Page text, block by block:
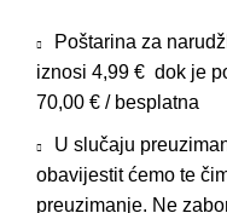
Poštarina za
iznosi 4,99 € dok je
70,00 € / besplatna
U slučaju
obavijestit ćemo te
preuzimanje. Ne